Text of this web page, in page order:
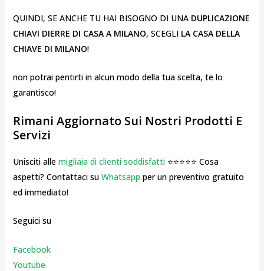
QUINDI, SE ANCHE TU HAI BISOGNO DI UNA DUPLICAZIONE
CHIAVI DIERRE DI CASA A MILANO, SCEGLI LA CASA DELLA
CHIAVE DI MILANO!
non potrai pentirti in alcun modo della tua scelta, te lo
garantisco!
Rimani Aggiornato Sui Nostri Prodotti E
Servizi
Unisciti alle migliaia di clienti soddisfatti⭐⭐⭐⭐⭐ Cosa
aspetti? Contattaci su Whatsapp per un preventivo gratuito
ed immediato!
Seguici su
Facebook
Youtube